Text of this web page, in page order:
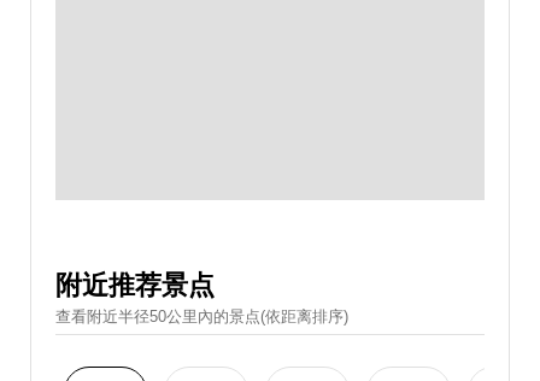
附近推荐景点
查看附近半径50公里內的景点(依距离排序)